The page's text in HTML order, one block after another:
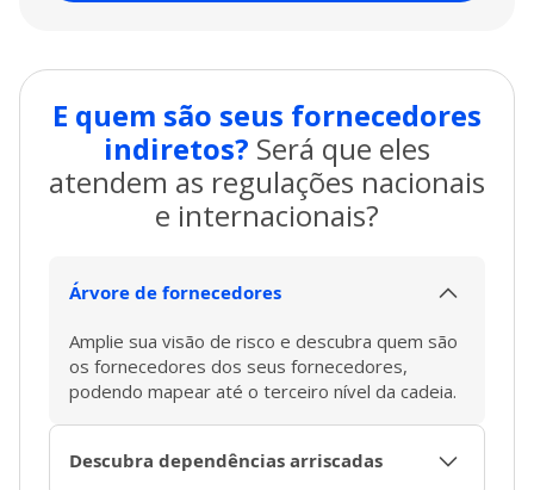
E quem são seus fornecedores
indiretos? Será que eles
atendem as regulações nacionais
e internacionais?
Árvore de fornecedores
Amplie sua visão de risco e descubra quem são
os fornecedores dos seus fornecedores,
podendo mapear até o terceiro nível da cadeia.
Descubra dependências arriscadas